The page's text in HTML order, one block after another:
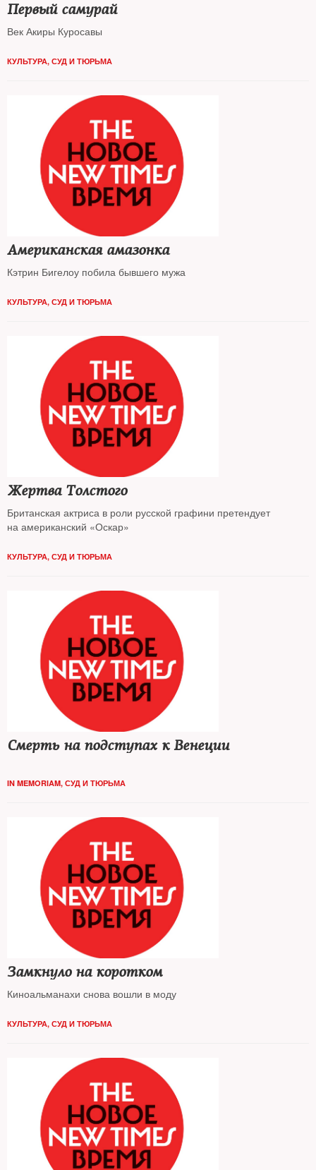
Первый самурай
Век Акиры Куросавы
КУЛЬТУРА, СУД И ТЮРЬМА
Американская амазонка
Кэтрин Бигелоу побила бывшего мужа
КУЛЬТУРА, СУД И ТЮРЬМА
Жертва Толстого
Британская актриса в роли русской графини претендует
на американский «Оскар»
КУЛЬТУРА, СУД И ТЮРЬМА
Смерть на подступах к Венеции
IN MEMORIAM, СУД И ТЮРЬМА
Замкнуло на коротком
Киноальманахи снова вошли в моду
КУЛЬТУРА, СУД И ТЮРЬМА